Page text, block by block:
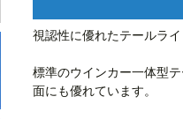
視認性に優れたテールライ
標準のウインカー一体型
面にも優れています。